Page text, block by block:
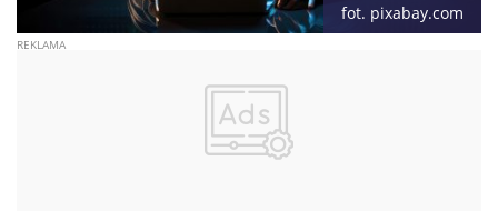
fot. pixabay.com